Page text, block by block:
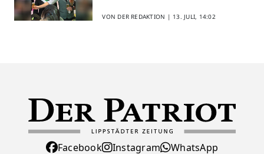
VON DER REDAKTION | 13. JULI, 14:02
Facebook Instagram WhatsApp